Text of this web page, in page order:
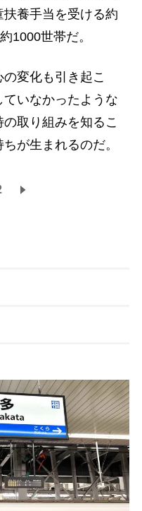
養手当を受ける約
1000世帯だ。
変化も引き起こ
いなかったような
取り組みを知るこ
が生まれるのだ。